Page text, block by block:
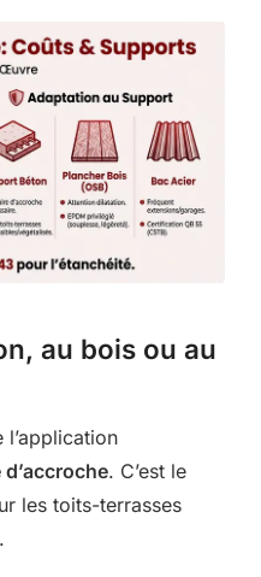
au bois ou au
. C’est le
les toits-terrasses